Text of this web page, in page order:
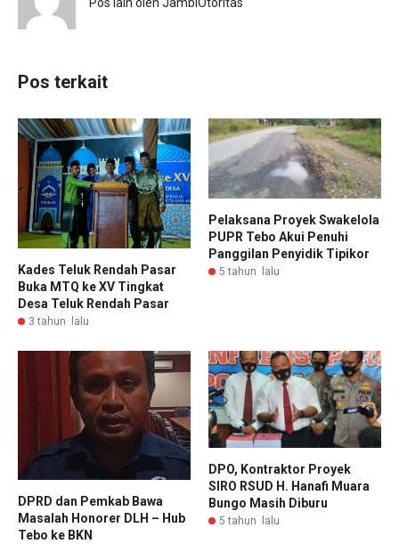
Pos terkait
Kades Teluk Rendah Pasar
Buka MTQ ke XV Tingkat
Desa Teluk Rendah Pasar
3 tahun lalu
Pelaksana Proyek Swakelola
PUPR Tebo Akui Penuhi
Panggilan Penyidik Tipikor
5 tahun lalu
DPRD dan Pemkab Bawa
Masalah Honorer DLH – Hub
Tebo ke BKN
DPO, Kontraktor Proyek
SIRO RSUD H. Hanafi Muara
Bungo Masih Diburu
5 tahun lalu